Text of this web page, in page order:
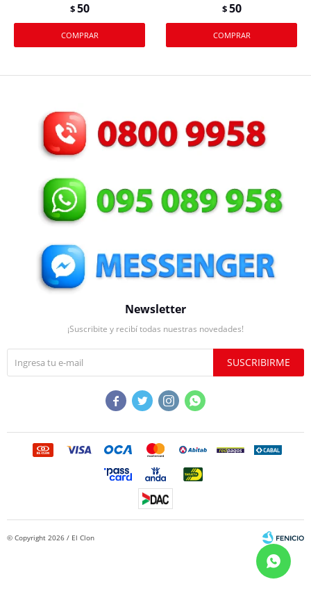
$50 $50
Newsletter
¡Suscribite y recibí todas nuestras novedades!
SUSCRIBIRME
   
© Copyright 2026 / El Clon